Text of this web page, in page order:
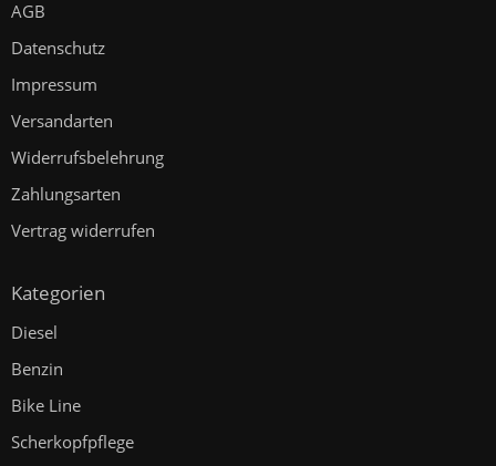
AGB
Datenschutz
Impressum
Versandarten
Widerrufsbelehrung
Zahlungsarten
Vertrag widerrufen
Kategorien
Diesel
Benzin
Bike Line
Scherkopfpflege